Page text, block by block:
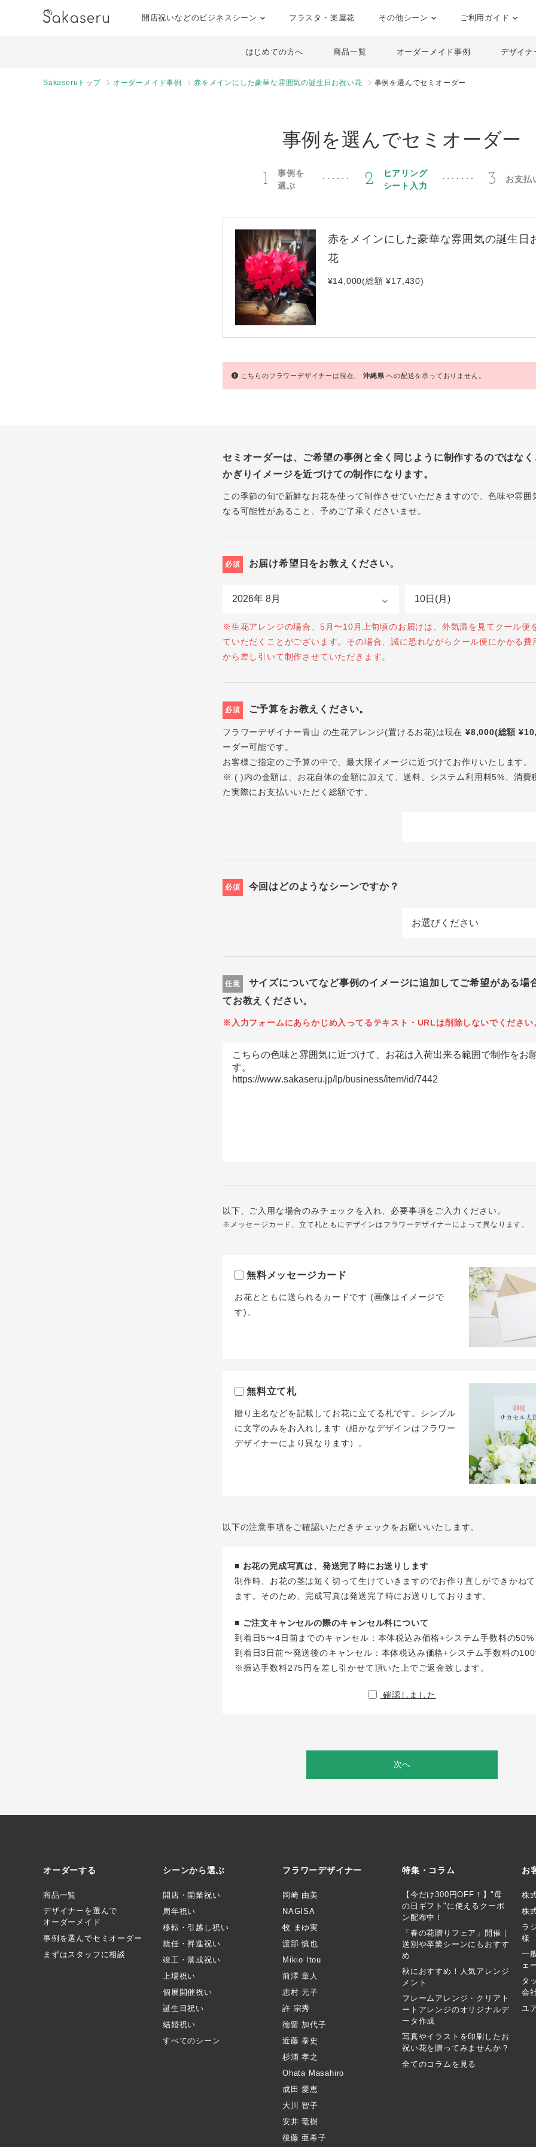
開店祝いなどのビジネスシーン フラスタ・楽屋花 その他シーン ご利用ガイド
はじめての方へ 商品一覧 オーダーメイド事例 デザイナ
Sakaseruトップ オーダーメイド事例 赤をメインにした豪華な雰囲気の誕生日お祝い花 事例を選んでセミオーダー
事例を選んでセミオーダー
1
事例を
選ぶ
2
ヒアリング
シート入力
3 お支払
赤をメインにした豪華な雰囲気の誕生日
花
¥14,000(総額 ¥17,430)
こちらのフラワーデザイナーは現在、沖縄県への配送を承っておりません。
セミオーダーは、ご希望の事例と全く同じように制作するのではな
かぎりイメージを近づけての制作になります。
この季節の旬で新鮮なお花を使って制作させていただきますので、色味や雰囲
なる可能性があること、予めご了承くださいませ。
必須 お届け希望日をお教えください。
※生花アレンジの場合、5月〜10月上旬頃のお届けは、外気温を見てクール便
ていただくことがございます。その場合、誠に恐れながらクール便にかかる費
から差し引いて制作させていただきます。
必須 ご予算をお教えください。
フラワーデザイナー青山 の生花アレンジ(置けるお花)は現在 ¥8,000(総額
ーダー可能です。
お客様ご指定のご予算の中で、最大限イメージに近づけてお作りいたします。
※ ( )内の金額は、お花自体の金額に加えて、送料、システム利用料5%、消費
た実際にお支払いいただく総額です。
必須 今回はどのようなシーンですか？
任意
サイズについてなど事例のイメージに追加してご希望がある場
てお教えください。
※入力フォームにあらかじめ入ってるテキスト・URLは削除しないでください
以下、ご入用な場合のみチェックを入れ、必要事項をご入力ください。
※メッセージカード、立て札ともにデザインはフラワーデザイナーによって異なります。
無料メッセージカード
お花とともに送られるカードです (画像はイメージで
す)。
無料立て札
贈り主名などを記載してお花に立てる札です。シンプル
に文字のみをお入れします（細かなデザインはフラワー
デザイナーにより異なります）。
以下の注意事項をご確認いただきチェックをお願いいたします。
■ お花の完成写真は、発送完了時にお送りします
制作時、お花の茎は短く切って生けていきますのでお作り直しができかね
ます。そのため、完成写真は発送完了時にお送りしております。
■ ご注文キャンセルの際のキャンセル料について
到着日5〜4日前までのキャンセル：本体税込み価格+システム手数料の50%
到着日3日前〜発送後のキャンセル：本体税込み価格+システム手数料の
※振込手数料275円を差し引かせて頂いた上でご返金致します。
確認しました
次へ
オーダーする
商品一覧
デザイナーを選んで
オーダーメイド
事例を選んでセミオーダー
まずはスタッフに相談
シーンから選ぶ
開店・開業祝い
周年祝い
移転・引越し祝い
就任・昇進祝い
竣工・落成祝い
上場祝い
個展開催祝い
誕生日祝い
結婚祝い
すべてのシーン
フラワーデザイナー
岡崎 由美
NAGISA
牧 まゆ実
渡部 慎也
Mikio Itou
前澤 章人
志村 元子
許 宗秀
徳留 加代子
近藤 泰史
杉浦 孝之
Ohata Masahiro
成田 愛恵
大川 智子
安井 竜樹
後藤 亜希子
特集・コラム
【今だけ300円OFF！】"母
の日ギフト"に使えるクーポ
ン配布中！
「春の花贈りフェア」開催｜
送別や卒業シーンにもおすす
め
秋におすすめ！人気アレンジ
メント
フレームアレンジ・クリアト
ートアレンジのオリジナルデ
ータ作成
写真やイラストを印刷したお
祝い花を贈ってみませんか？
全てのコラムを見る
お
株
株
ラ
様
一
ェ
タ
会
ユ